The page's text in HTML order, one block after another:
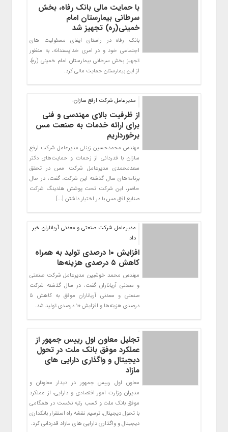
با حمایت مالی بانک رفاه، بخش
سرطانی بیمارستان امام
خمینی(ره) تجهیز شد
بانک رفاه در راستای ایفای مسئولیت های
اجتماعی خود و در امری خداپسندانه، به منظور
تجهیز بخش سرطانی بیمارستان امام خمینی (ره)،
از این بیمارستان حمایت مالی کرد.
مدیرعامل شرکت ارفع سازان:
از ظرفیت بالای مهندسی و فنی
برای ارائه خدمات به صنعت مس
برخورداریم
مهندس محمدحسین زینلی مدیرعامل شرکت ارفع
سازان با قدردانی از زحمات و حمایت‌های دکتر
سعدمحمدی مدیرعامل شرکت مس در تحقق
برنامه‌های سال گذشته این شرکت، گفت: در حال
حاضر، این شرکت تحت پوشش هلدینگ شرکت
صنایع افق مس با در اختیار داشتن [...]
مدیرعامل شرکت صنعتی و معدنی آریاناران خبر
داد
افزایش ۱۰ درصدی تولید به همراه
کاهش ۵ درصدی هزینه‌ها
مهندس محمد خوشبین مدیرعامل شرکت صنعتی
و معدنی آریاناران گفت: در سال گذشته شرکت
صنعتی و معدنی آریاناران موفق به کاهش 5
درصدی هزینه‌ها و افزایش 10 درصدی تولید شد.
تجلیل معاون اول رییس جمهور از
عملکرد موفق بانک ملت در تحول
دیجیتال و واگذاری دارایی های
مازاد
معاون اول رییس جمهور در دیدار معاونان و
مدیران وزارت امور اقتصادی و دارایی، از عملکرد
موفق بانک ملت و کسب رتبه نخست در همگامی
با تحول دیجیتال، ترسیم نقشه راه استقرار بانکداری
دیجیتال و واگذاری دارایی های مازاد قدردانی کرد.